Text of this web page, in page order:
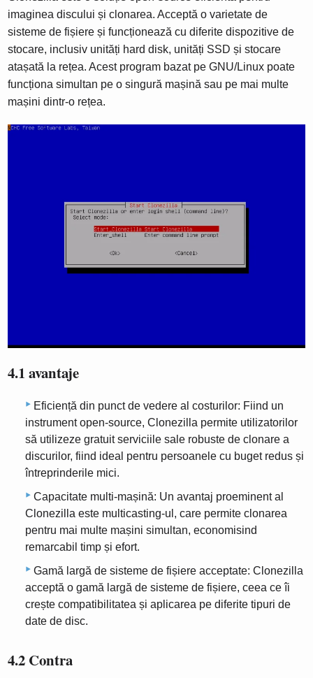
imaginea discului și clonarea. Acceptă o varietate de
sisteme de fișiere și funcționează cu diferite dispozitive de
stocare, inclusiv unități hard disk, unități SSD și stocare
atașată la rețea. Acest program bazat pe GNU/Linux poate
funcționa simultan pe o singură mașină sau pe mai multe
mașini dintr-o rețea.
4.1 avantaje
Eficiență din punct de vedere al costurilor: Fiind un
instrument open-source, Clonezilla permite utilizatorilor
să utilizeze gratuit serviciile sale robuste de clonare a
discurilor, fiind ideal pentru persoanele cu buget redus și
întreprinderile mici.
Capacitate multi-mașină: Un avantaj proeminent al
Clonezilla este multicasting-ul, care permite clonarea
pentru mai multe mașini simultan, economisind
remarcabil timp și efort.
Gamă largă de sisteme de fișiere acceptate: Clonezilla
acceptă o gamă largă de sisteme de fișiere, ceea ce îi
crește compatibilitatea și aplicarea pe diferite tipuri de
date de disc.
4.2 Contra